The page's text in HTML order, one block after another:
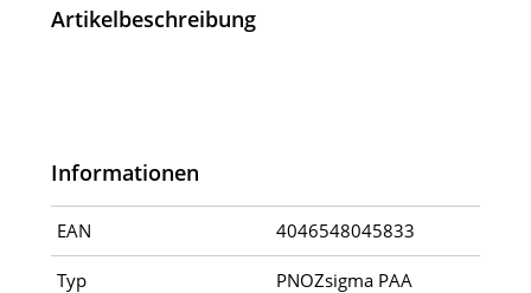
Artikelbeschreibung
Informationen
EAN 4046548045833
Typ PNOZsigma PAA